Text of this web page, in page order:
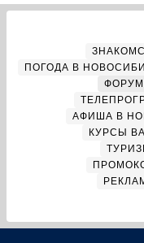
ПОГОДА В
АФИША В
КУРСЫ